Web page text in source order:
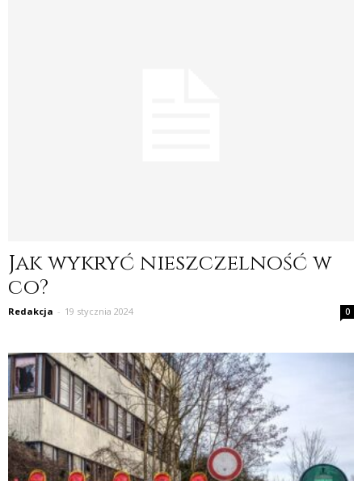
Jak wykryć nieszczelność w
co?
Redakcja - 19 stycznia 2024 0